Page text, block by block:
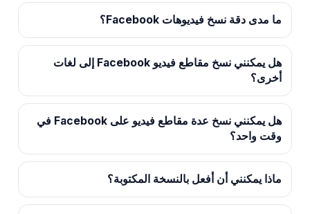
ما مدى دقة نسخ فيديوهات Facebook؟
هل يمكنني نسخ مقاطع فيديو Facebook إلى لغات
أخرى؟
هل يمكنني نسخ عدة مقاطع فيديو على Facebook في
وقت واحد؟
ماذا يمكنني أن أفعل بالنسخة المكتوبة؟